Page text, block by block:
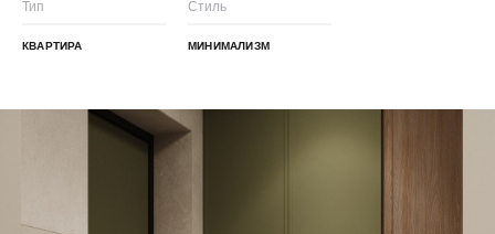
Тип
КВАРТИРА
Стиль
МИНИМАЛИЗМ